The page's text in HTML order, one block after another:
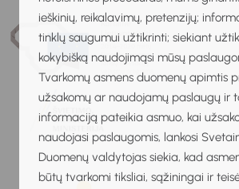
ieškinių, reikalavimų, pretenzijų;
tinklų saugumui užtikrinti; siekiant
kokybišką naudojimąsi mūsų
Tvarkomų asmens duomenų apimtis
užsakomų ar naudojamų paslaugų ir
informaciją pateikia asmuo, kai
naudojasi paslaugomis, lankosi
Duomenų valdytojas siekia, kad
būtų tvarkomi tiksliai, sąžiningai ir